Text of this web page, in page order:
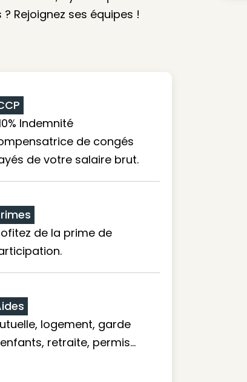
Rejoignez ses équipes !
Indemnité
de congés
de votre salaire brut.
de la prime de
logement, garde
retraite, permis…